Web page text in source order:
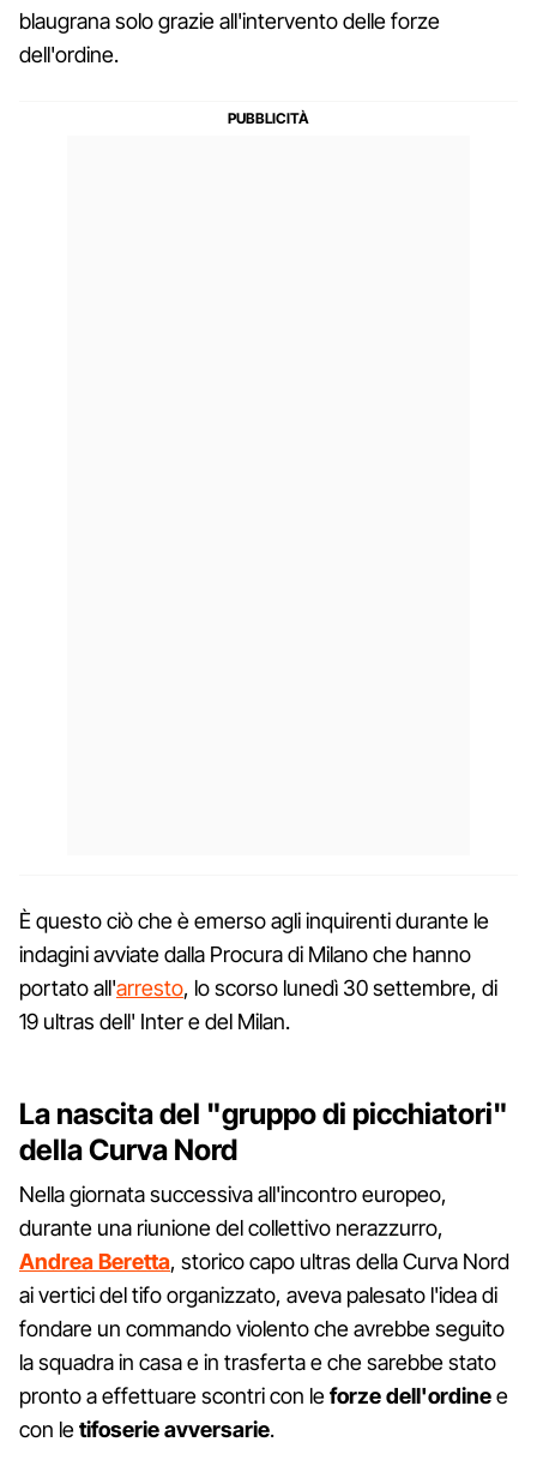
blaugrana solo grazie all'intervento delle forze
dell'ordine.
È questo ciò che è emerso agli inquirenti durante le
indagini avviate dalla Procura di Milano che hanno
portato all'arresto, lo scorso lunedì 30 settembre, di
19 ultras dell' Inter e del Milan.
La nascita del "gruppo di picchiatori"
della Curva Nord
Nella giornata successiva all'incontro europeo,
durante una riunione del collettivo nerazzurro,
Andrea Beretta, storico capo ultras della Curva Nord
ai vertici del tifo organizzato, aveva palesato l'idea di
fondare un commando violento che avrebbe seguito
la squadra in casa e in trasferta e che sarebbe stato
pronto a effettuare scontri con leforze dell'ordinee
con letifoserie avversarie.